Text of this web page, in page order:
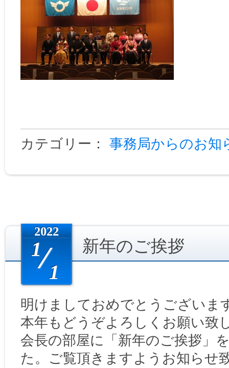
カテゴリー： 事務局からのお知
2022
1
1
新年のご挨拶
明けましておめでとうございま
本年もどうぞよろしくお願い致
会長の部屋に「新年のご挨拶」
た。ご覧頂きますようお知らせ